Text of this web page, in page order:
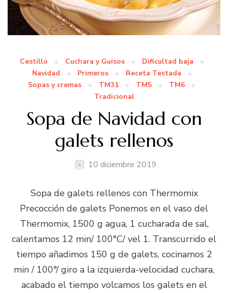
Cestillo Cuchara y Guisos
Dificultad baja
Navidad
Primeros
Receta Testada
Sopas y cremas
TM31 TM5
TM6
Tradicional
Sopa de Navidad con
galets rellenos
10 diciembre 2019
Sopa de galets rellenos con Thermomix
Precocción de galets Ponemos en el vaso del
Thermomix, 1500 g agua, 1 cucharada de sal,
calentamos 12 min/ 100°C/ vel 1. Transcurrido el
tiempo añadimos 150 g de galets, cocinamos 2
min / 100°/ giro a la izquierda-velocidad cuchara,
acabado el tiempo volcamos los galets en el